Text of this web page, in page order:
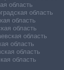
область
область
область
область
область
область
область
область